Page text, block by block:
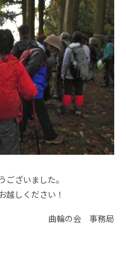
ございました。
越しください！
曲輪の会 事務局